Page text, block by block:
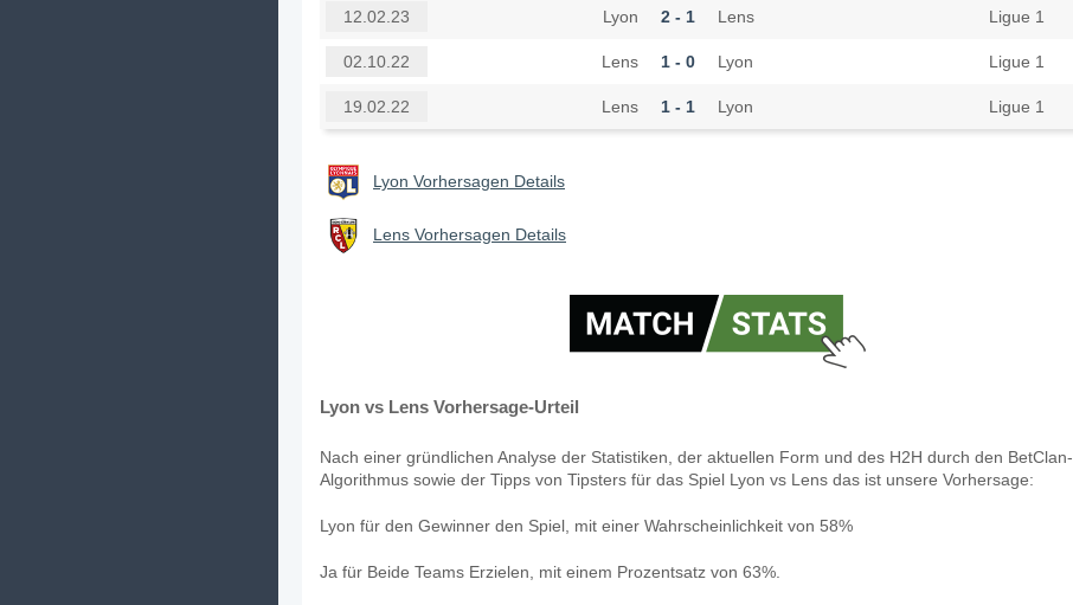
12.02.23 Lyon 2 - 1 Lens Ligue 1
02.10.22 Lens 1 - 0 Lyon Ligue 1
19.02.22 Lens 1 - 1 Lyon Ligue 1
Lyon Vorhersagen Details
Lens Vorhersagen Details
Lyon vs Lens Vorhersage-Urteil
Nach einer gründlichen Analyse der Statistiken, der aktuellen Form und des H2H durch den BetClan-
Algorithmus sowie der Tipps von Tipsters für das Spiel Lyon vs Lens das ist unsere Vorhersage:
Lyon für den Gewinner den Spiel, mit einer Wahrscheinlichkeit von 58%
Ja für Beide Teams Erzielen, mit einem Prozentsatz von 63%.